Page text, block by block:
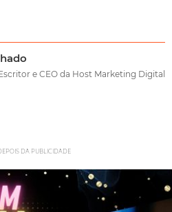
e CEO da Host Marketing Digital
DA PUBLICIDADE